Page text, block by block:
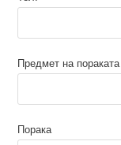
Предмет на пораката
Порака